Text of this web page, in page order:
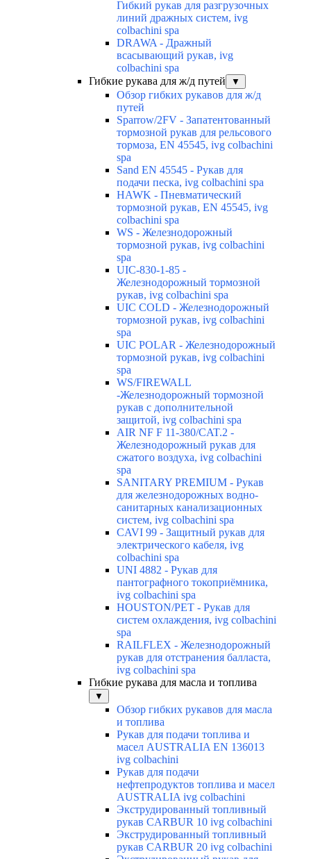
Гибкий рукав для разгрузочных
линий дражных систем, ivg
colbachini spa
DRAWA - Дражный
всасывающий рукав, ivg
colbachini spa
Гибкие рукава для ж/д путей
▼
Обзор гибких рукавов для ж/д
путей
Sparrow/2FV - Запатентованный
тормозной рукав для рельсового
тормоза, EN 45545, ivg colbachini
spa
Sand EN 45545 - Рукав для
подачи песка, ivg colbachini spa
HAWK - Пневматический
тормозной рукав, EN 45545, ivg
colbachini spa
WS - Железнодорожный
тормозной рукав, ivg colbachini
spa
UIC-830-1-85 -
Железнодорожный тормозной
рукав, ivg colbachini spa
UIC COLD - Железнодорожный
тормозной рукав, ivg colbachini
spa
UIC POLAR - Железнодорожный
тормозной рукав, ivg colbachini
spa
WS/FIREWALL
-Железнодорожный тормозной
рукав с дополнительной
защитой, ivg colbachini spa
AIR NF F 11-380/CAT.2 -
Железнодорожный рукав для
сжатого воздуха, ivg colbachini
spa
SANITARY PREMIUM - Рукав
для железнодорожных водно-
санитарных канализационных
систем, ivg colbachini spa
CAVI 99 - Защитный рукав для
электрического кабеля, ivg
colbachini spa
UNI 4882 - Рукав для
пантографного токоприёмника,
ivg colbachini spa
HOUSTON/PET - Рукав для
систем охлаждения, ivg colbachini
spa
RAILFLEX - Железнодорожный
рукав для отстранения балласта,
ivg colbachini spa
Гибкие рукава для масла и топлива
▼
Обзор гибких рукавов для масла
и топлива
Рукав для подачи топлива и
масел AUSTRALIA EN 136013
ivg colbachini
Рукав для подачи
нефтепродуктов топлива и масел
AUSTRALIA ivg colbachini
Экструдированный топливный
рукав CARBUR 10 ivg colbachini
Экструдированный топливный
рукав CARBUR 20 ivg colbachini